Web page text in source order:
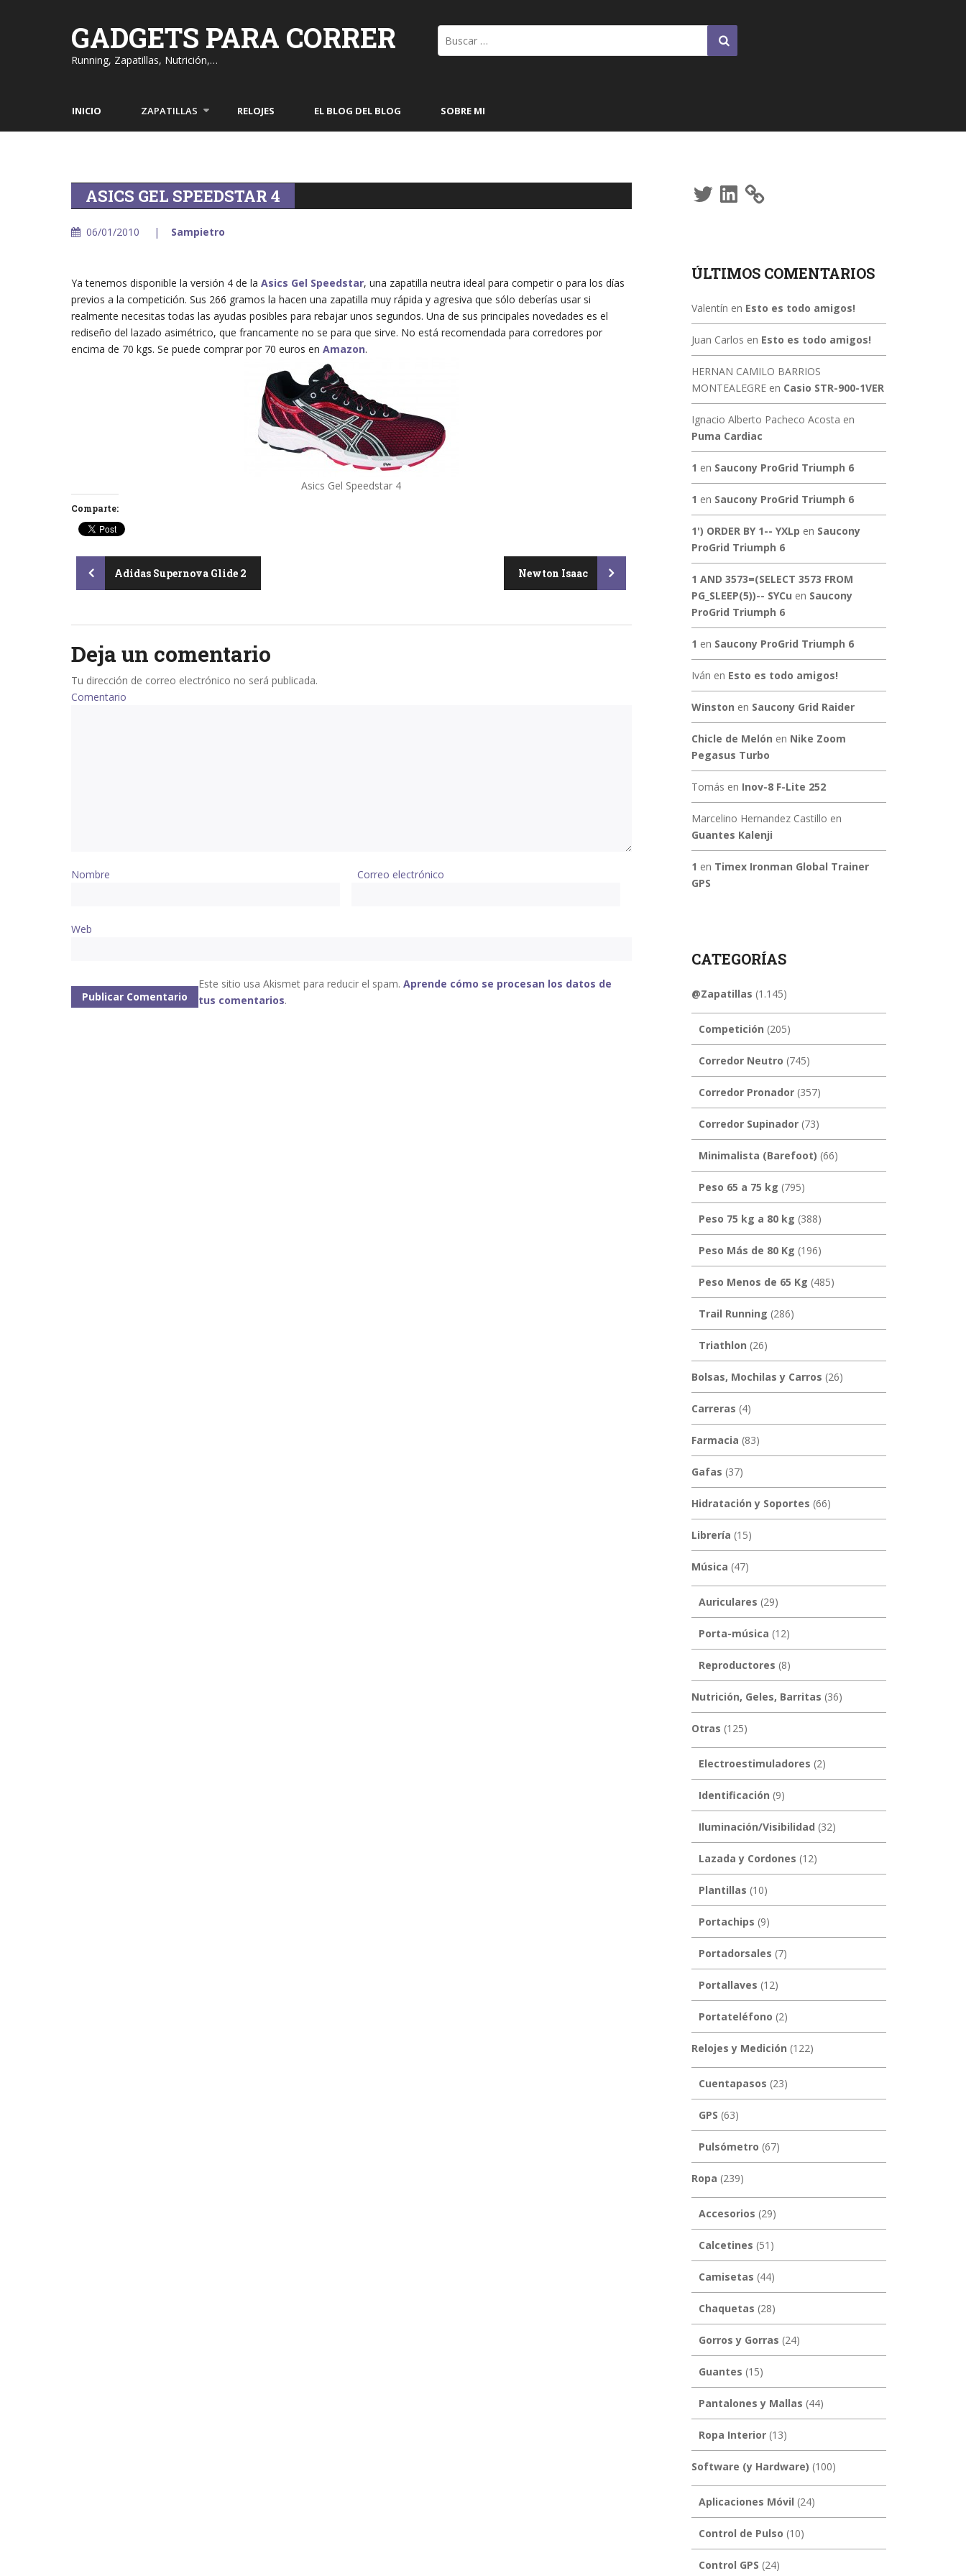
GADGETS PARA CORRER
Running, Zapatillas, Nutrición,…
INICIO ZAPATILLAS RELOJES EL BLOG DEL BLOG SOBRE MI
ASICS GEL SPEEDSTAR 4
06/01/2010 Sampietro
Ya tenemos disponible la versión 4 de la Asics Gel Speedstar, una zapatilla neutra ideal para competir o para los días
previos a la competición. Sus 266 gramos la hacen una zapatilla muy rápida y agresiva que sólo deberías usar si
realmente necesitas todas las ayudas posibles para rebajar unos segundos. Una de sus principales novedades es el
rediseño del lazado asimétrico, que francamente no se para que sirve. No está recomendada para corredores por
encima de 70 kgs. Se puede comprar por 70 euros en Amazon.
Asics Gel Speedstar 4
Comparte:
Post
navigation
Adidas Supernova Glide 2 Newton Isaac
Deja un comentario
Tu dirección de correo electrónico no será publicada.
Comentario
Nombre Correo electrónico
Web
Este sitio usa Akismet para reducir el spam. Aprende cómo se procesan los datos de
tus comentarios.
TwitterLinkedIn
ÚLTIMOS COMENTARIOS
Valentín en Esto es todo amigos!
Juan Carlos en Esto es todo amigos!
HERNAN CAMILO BARRIOS
MONTEALEGREen Casio STR-900-1VER
Ignacio Alberto Pacheco Acosta en
Puma Cardiac
1 en Saucony ProGrid Triumph 6
1 en Saucony ProGrid Triumph 6
1') ORDER BY 1-- YXLp en Saucony
ProGrid Triumph 6
1 AND 3573=(SELECT 3573 FROM
PG_SLEEP(5))-- SYCu en Saucony
ProGrid Triumph 6
1 en Saucony ProGrid Triumph 6
Iván en Esto es todo amigos!
Winston en Saucony Grid Raider
Chicle de Melón en Nike Zoom
Pegasus Turbo
Tomás en Inov-8 F-Lite 252
Marcelino Hernandez Castillo en
Guantes Kalenji
1 en Timex Ironman Global Trainer
GPS
CATEGORÍAS
@Zapatillas (1.145)
Competición (205)
Corredor Neutro (745)
Corredor Pronador(357)
Corredor Supinador(73)
Minimalista (Barefoot) (66)
Peso 65 a 75 kg (795)
Peso 75 kg a 80 kg (388)
Peso Más de 80 Kg (196)
Peso Menos de 65 Kg (485)
Trail Running (286)
Triathlon (26)
Bolsas, Mochilas y Carros (26)
Carreras (4)
Farmacia (83)
Gafas (37)
Hidratación y Soportes (66)
Librería (15)
Música (47)
Auriculares (29)
Porta-música (12)
Reproductores (8)
Nutrición, Geles, Barritas (36)
Otras (125)
Electroestimuladores (2)
Identificación (9)
Iluminación/Visibilidad (32)
Lazada y Cordones (12)
Plantillas (10)
Portachips (9)
Portadorsales (7)
Portallaves (12)
Portateléfono (2)
Relojes y Medición (122)
Cuentapasos (23)
GPS (63)
Pulsómetro (67)
Ropa (239)
Accesorios (29)
Calcetines (51)
Camisetas (44)
Chaquetas (28)
Gorros y Gorras (24)
Guantes (15)
Pantalones y Mallas (44)
Ropa Interior(13)
Software (y Hardware) (100)
Aplicaciones Móvil (24)
Control de Pulso (10)
Control GPS (24)